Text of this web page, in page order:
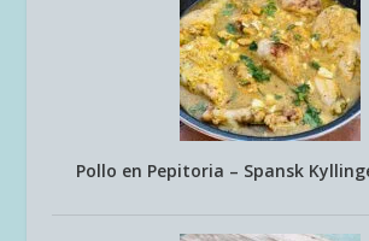
Pollo en Pepitoria – Spansk